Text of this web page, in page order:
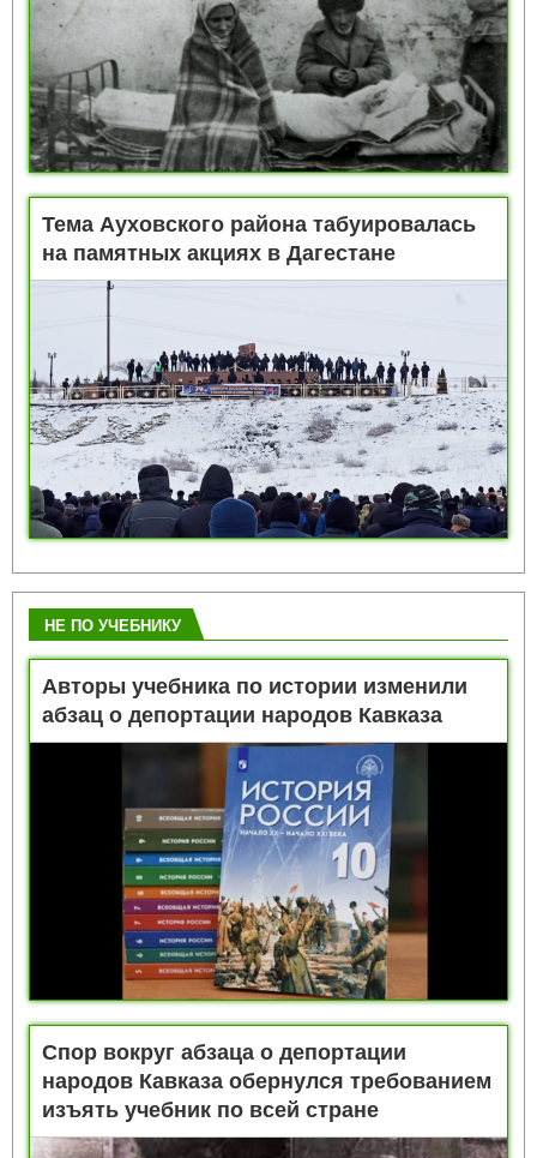
Тема Ауховского района табуировалась
на памятных акциях в Дагестане
НЕ ПО УЧЕБНИКУ
Авторы учебника по истории изменили
абзац о депортации народов Кавказа
Спор вокруг абзаца о депортации
народов Кавказа обернулся требованием
изъять учебник по всей стране